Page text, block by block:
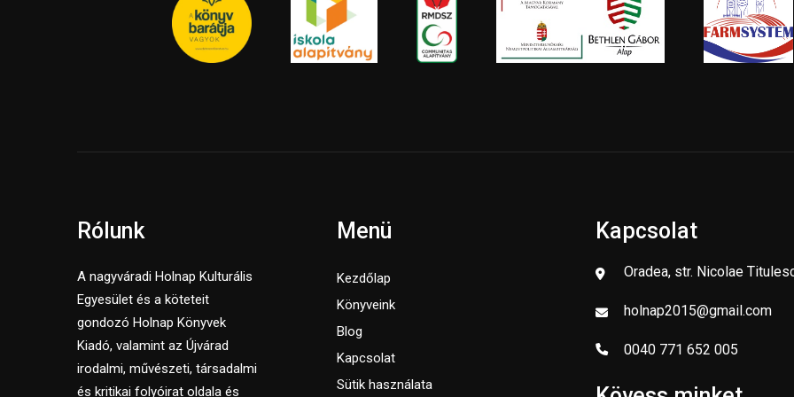
Rólunk
A nagyváradi Holnap Kulturális
Egyesület és a köteteit
gondozó Holnap Könyvek
Kiadó, valamint az Újvárad
irodalmi, művészeti, társadalmi
és kritikai folyóirat oldala és
Menü
Kezdőlap
Könyveink
Blog
Kapcsolat
Sütik használata
Kapcsolat
Oradea, str. Nicolae
holnap2015@gmail.com
0040 771 652 005